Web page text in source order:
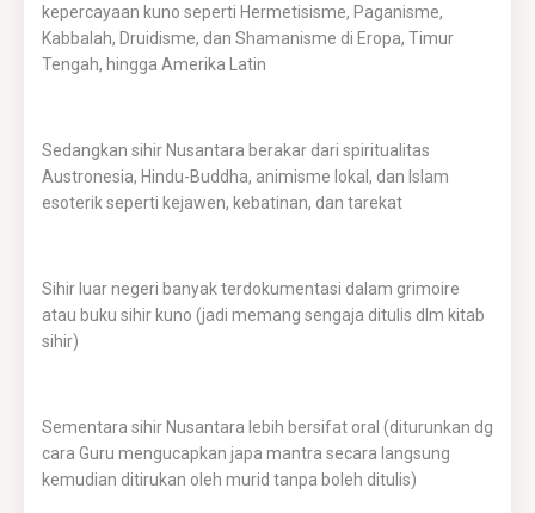
kepercayaan kuno seperti Hermetisisme, Paganisme,
Kabbalah, Druidisme, dan Shamanisme di Eropa, Timur
Tengah, hingga Amerika Latin
Sedangkan sihir Nusantara berakar dari spiritualitas
Austronesia, Hindu-Buddha, animisme lokal, dan Islam
esoterik seperti kejawen, kebatinan, dan tarekat
Sihir luar negeri banyak terdokumentasi dalam grimoire
atau buku sihir kuno (jadi memang sengaja ditulis dlm kitab
sihir)
Sementara sihir Nusantara lebih bersifat oral (diturunkan dg
cara Guru mengucapkan japa mantra secara langsung
kemudian ditirukan oleh murid tanpa boleh ditulis)